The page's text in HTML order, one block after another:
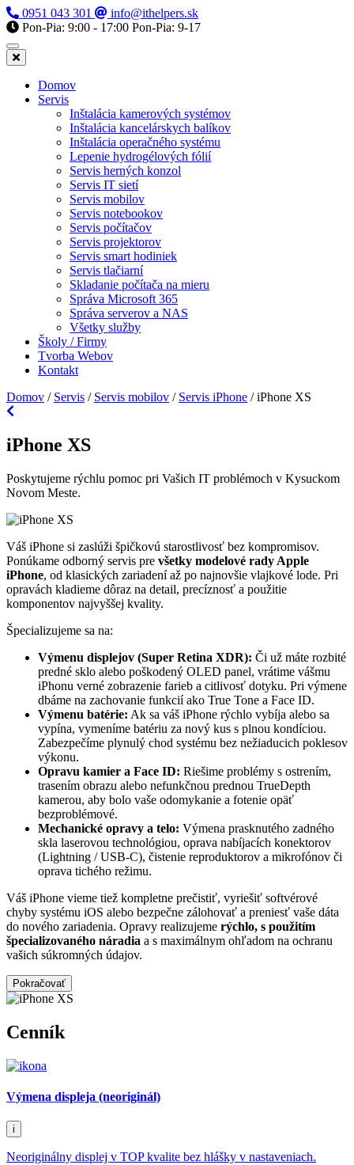
0951 043 301
info@ithelpers.sk
Pon-Pia: 9:00 - 17:00 Pon-Pia: 9-17
Domov
Servis
Inštalácia kamerových systémov
Inštalácia kancelárskych balíkov
Inštalácia operačného systému
Lepenie hydrogélových fólií
Servis herných konzol
Servis IT sietí
Servis mobilov
Servis notebookov
Servis počítačov
Servis projektorov
Servis smart hodiniek
Servis tlačiarní
Skladanie počítača na mieru
Správa Microsoft 365
Správa serverov a NAS
Všetky služby
Školy / Firmy
Tvorba Webov
Kontakt
Domov / Servis / Servis mobilov / Servis iPhone / iPhone XS
iPhone XS
Poskytujeme rýchlu pomoc pri Vašich IT problémoch v Kysuckom
Novom Meste.
Váš iPhone si zaslúži špičkovú starostlivosť bez kompromisov.
Ponúkame odborný servis pre všetky modelové rady Apple
iPhone, od klasických zariadení až po najnovšie vlajkové lode. Pri
opravách kladieme dôraz na detail, precíznosť a použitie
komponentov najvyššej kvality.
Špecializujeme sa na:
Výmenu displejov (Super Retina XDR): Či už máte rozbité
predné sklo alebo poškodený OLED panel, vrátime vášmu
iPhonu verné zobrazenie farieb a citlivosť dotyku. Pri výmene
dbáme na zachovanie funkcií ako True Tone a Face ID.
Výmenu batérie: Ak sa váš iPhone rýchlo vybíja alebo sa
vypína, vymeníme batériu za nový kus s plnou kondíciou.
Zabezpečíme plynulý chod systému bez nežiaducich poklesov
výkonu.
Opravu kamier a Face ID: Riešime problémy s ostrením,
trasením obrazu alebo nefunkčnou prednou TrueDepth
kamerou, aby bolo vaše odomykanie a fotenie opäť
bezproblémové.
Mechanické opravy a telo: Výmena prasknutého zadného
skla laserovou technológiou, oprava nabíjacích konektorov
(Lightning / USB-C), čistenie reproduktorov a mikrofónov či
oprava tichého režimu.
Váš iPhone vieme tiež kompletne prečistiť, vyriešiť softvérové
chyby systému iOS alebo bezpečne zálohovať a preniesť vaše dáta
do nového zariadenia. Opravy realizujeme rýchlo, s použitím
špecializovaného náradia a s maximálnym ohľadom na ochranu
vašich súkromných údajov.
Pokračovať
Cenník
Výmena displeja (neoriginál)
i
Neoriginálny displej v TOP kvalite bez hlášky v nastaveniach.